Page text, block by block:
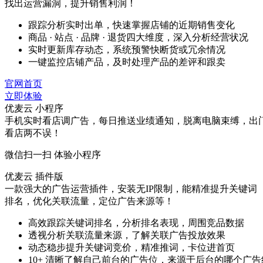
找出运营漏洞，提升销售利润！
跟踪分析实时出单，快速掌握店铺的近期销售变化
商品 · 站点 · 品牌 · 退货四大维度，深入分析经营状况
实时更新库存动态，系统预警快断货或冗余情况
一键监控店铺产品，及时处理产品的差评和跟卖
官网首页
立即体验
优麦云 小程序
手机实时看店调广告，每日推送业绩通知，脱离电脑束缚，出
看店两不误！
微信扫一扫 体验小程序
优麦云 插件版
一款强大的广告运营插件，安装无IP限制，能精准提升关键词
排名，优化关联流量，定位广告来源等！
高效跟踪关键词排名，分析排名表现，周围竞品数据
透视分析关联流量来源，了解关联广告投放效果
动态稳步提升关键词竞价，精准推词，卡位进首页
10+ 清晰了解自己前台的广告位，来源于后台的哪个广告